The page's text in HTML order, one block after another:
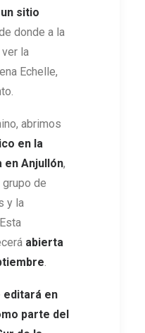
sitio
donde a la
la
Echelle,
abrimos
en la
en Anjullón,
de
y la
abierta
.
editará en
parte del